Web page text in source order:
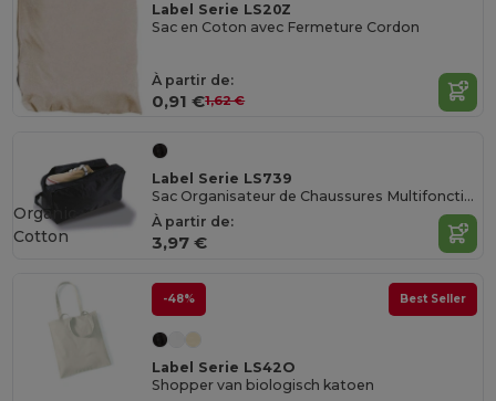
Label Serie LS20Z
Sac en Coton avec Fermeture Cordon
À partir de:
0,91 €1,62 €
Label Serie LS739
Sac Organisateur de Chaussures Multifonction
À partir de:
3,97 €
Organic
Cotton
-48% Best Seller
Label Serie LS42O
Shopper van biologisch katoen